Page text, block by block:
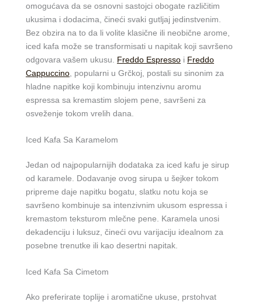
omogućava da se osnovni sastojci obogate različitim
ukusima i dodacima, čineći svaki gutljaj jedinstvenim.
Bez obzira na to da li volite klasične ili neobične arome,
iced kafa može se transformisati u napitak koji savršeno
odgovara vašem ukusu. Freddo Espresso i Freddo
Cappuccino , popularni u Grčkoj, postali su sinonim za
hladne napitke koji kombinuju intenzivnu aromu
espressa sa kremastim slojem pene, savršeni za
osveženje tokom vrelih dana.
Iced Kafa Sa Karamelom
Jedan od najpopularnijih dodataka za iced kafu je sirup
od karamele. Dodavanje ovog sirupa u šejker tokom
pripreme daje napitku bogatu, slatku notu koja se
savršeno kombinuje sa intenzivnim ukusom espressa i
kremastom teksturom mlečne pene. Karamela unosi
dekadenciju i luksuz, čineći ovu varijaciju idealnom za
posebne trenutke ili kao desertni napitak.
Iced Kafa Sa Cimetom
Ako preferirate toplije i aromatične ukuse, prstohvat